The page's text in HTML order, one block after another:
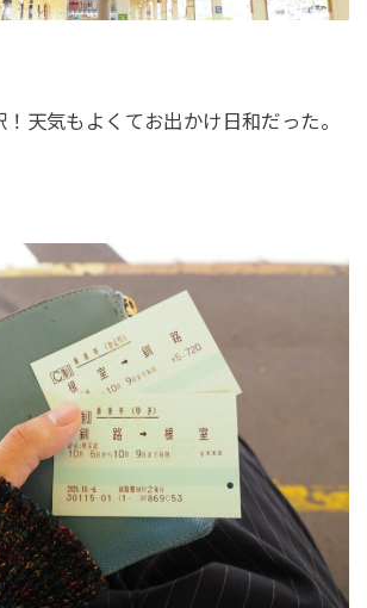
天気もよくてお出かけ日和だった。